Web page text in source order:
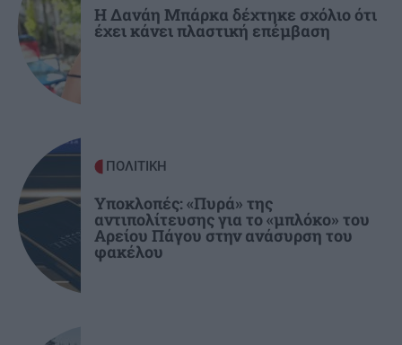
18:07
ΟΙΚΟΝΟΜΙΑ
Υποχώρησε στο 3,4% ο πληθωρισμός τον Ιούλιο
– Επιμένει η ακρίβεια σε ενέργεια και ενοίκια
Οι πόζες της Κατερίνας Παπουτσάκη με μαγιό
στην Κρήτη
17:51
ΗΡΑΚΛΕΙΟ
Κερδίστε 5 διπλές προσκλήσεις για τη
θεατρική παράσταση «Οικογένεια Τσεκμέ»
Η Δανάη Μπάρκα δέχτηκε σχόλιο ότι
έχει κάνει πλαστική επέμβαση
ΠΟΛΙΤΙΚΗ
Υποκλοπές: «Πυρά» της
αντιπολίτευσης για το «μπλόκο» του
Αρείου Πάγου στην ανάσυρση του
φακέλου